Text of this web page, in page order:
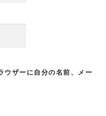
ウザーに自分の名前、メー